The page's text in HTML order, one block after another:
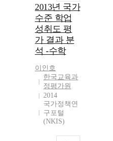
2013년 국가
수준 학업
성취도 평
가 결과 분
석 -수학
이인호
한국교육과
정평가원
2014
국가정책연
구포털
(NKIS)